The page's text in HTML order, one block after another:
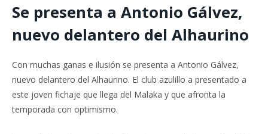
Se presenta a Antonio Gálvez,
nuevo delantero del Alhaurino
Con muchas ganas e ilusión se presenta a Antonio Gálvez,
nuevo delantero del Alhaurino. El club azulillo a presentado a
este joven fichaje que llega del Malaka y que afronta la
temporada con optimismo.